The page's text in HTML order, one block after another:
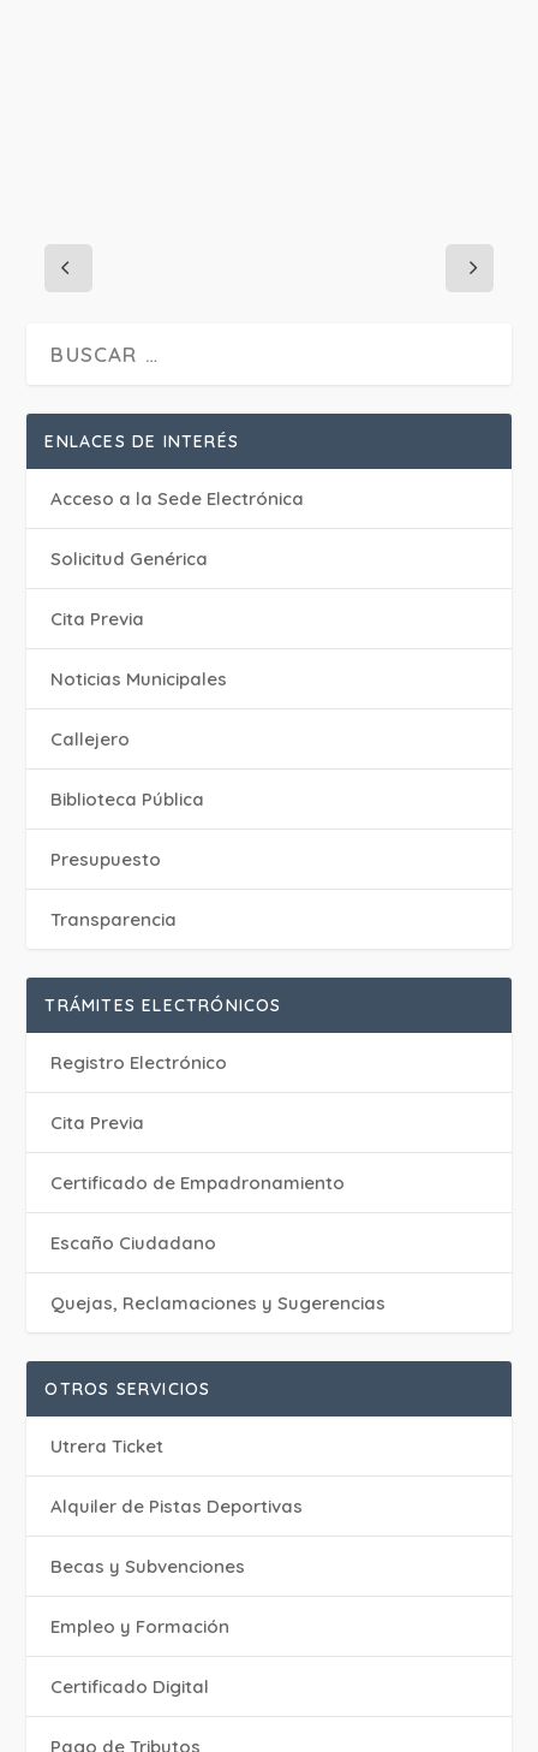
ENLACES DE INTERÉS
Acceso a la Sede Electrónica
Solicitud Genérica
Cita Previa
‎Noticias Municipales
Callejero
Biblioteca Pública
Presupuesto
Transparencia
TRÁMITES ELECTRÓNICOS
Registro Electrónico
Cita Previa
Certificado de Empadronamiento
Escaño Ciudadano
Quejas, Reclamaciones y Sugerencias
OTROS SERVICIOS
Utrera Ticket
Alquiler de Pistas Deportivas
Becas y Subvenciones
Empleo y Formación
Certificado Digital
Pago de Tributos